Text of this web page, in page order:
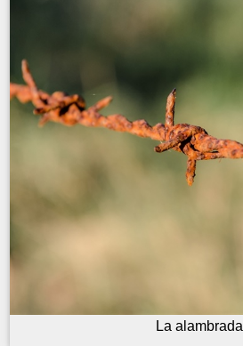
La alambrada